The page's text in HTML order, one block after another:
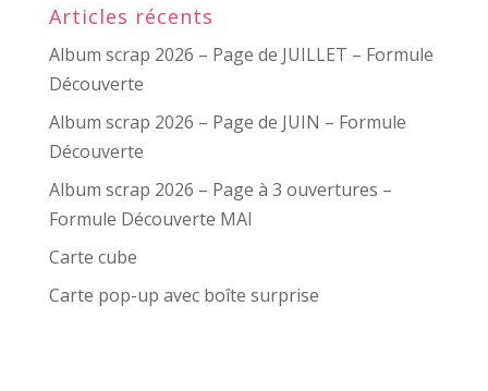
Articles récents
Album scrap 2026 – Page de JUILLET – Formule
Découverte
Album scrap 2026 – Page de JUIN – Formule
Découverte
Album scrap 2026 – Page à 3 ouvertures –
Formule Découverte MAI
Carte cube
Carte pop-up avec boîte surprise